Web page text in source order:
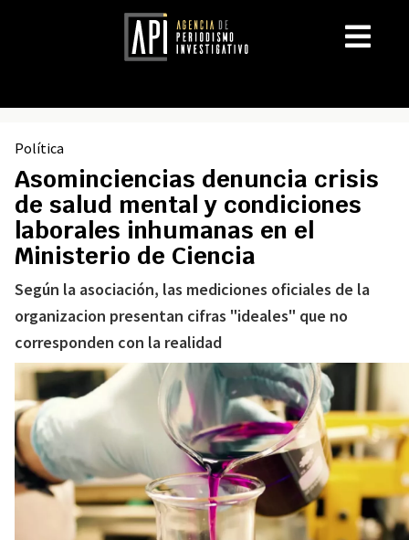
Política
Asominciencias denuncia crisis
de salud mental y condiciones
laborales inhumanas en el
Ministerio de Ciencia
Según la asociación, las mediciones oficiales de la
organizacion presentan cifras "ideales" que no
corresponden con la realidad